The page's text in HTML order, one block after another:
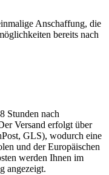
Anschaffung, die
bereits nach
Stunden nach
Versand erfolgt über
GLS), wodurch eine
und der Europäischen
werden Ihnen im
angezeigt.